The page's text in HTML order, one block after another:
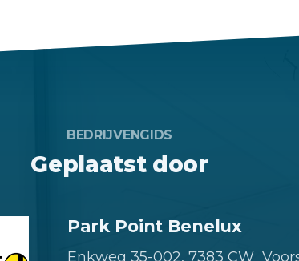
BEDRIJVENGIDS
Geplaatst door
Park Point Benelux
Enkweg 35-002, 7383 CW